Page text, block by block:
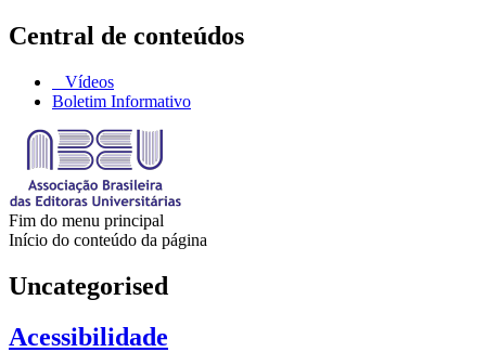
Central de conteúdos
Vídeos
Boletim Informativo
Fim do menu principal
Início do conteúdo da página
Uncategorised
Acessibilidade